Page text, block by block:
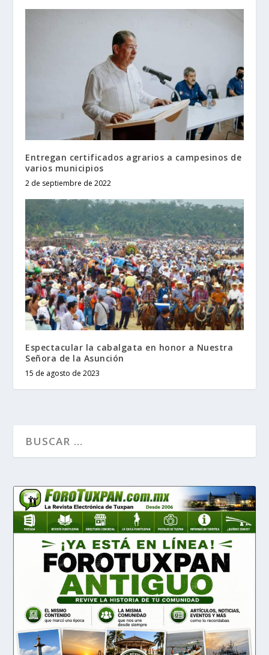
Entregan certificados agrarios a campesinos de
varios municipios
2 de septiembre de 2022
Espectacular la cabalgata en honor a Nuestra
Señora de la Asunción
15 de agosto de 2023